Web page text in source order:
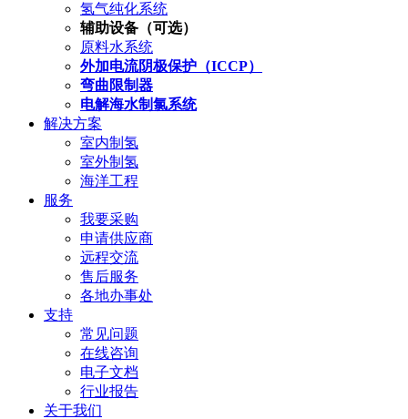
氢气纯化系统
辅助设备（可选）
原料水系统
外加电流阴极保护（ICCP）
弯曲限制器
电解海水制氯系统
解决方案
室内制氢
室外制氢
海洋工程
服务
我要采购
申请供应商
远程交流
售后服务
各地办事处
支持
常见问题
在线咨询
电子文档
行业报告
关于我们